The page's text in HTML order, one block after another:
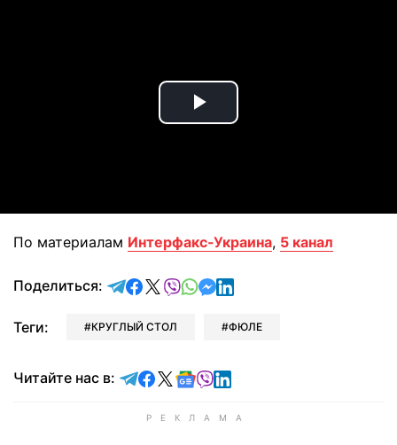
Play
По материалам Интерфакс-Украина, 5 канал
Поделиться: отправить в Telegram
поделиться в Facebook
поделиться в X
отправить в Viber
отправить в Whatsapp
отправить в Messenger
отправить в LinkedIn
Теги: КРУГЛЫЙ СТОЛ ФЮЛЕ
Читайте нас в: Читайте в Telegram
Читайте в Facebook
Читайте в X
Читайте в Google news
Читайте в Viber
Читайте в LinkedIn